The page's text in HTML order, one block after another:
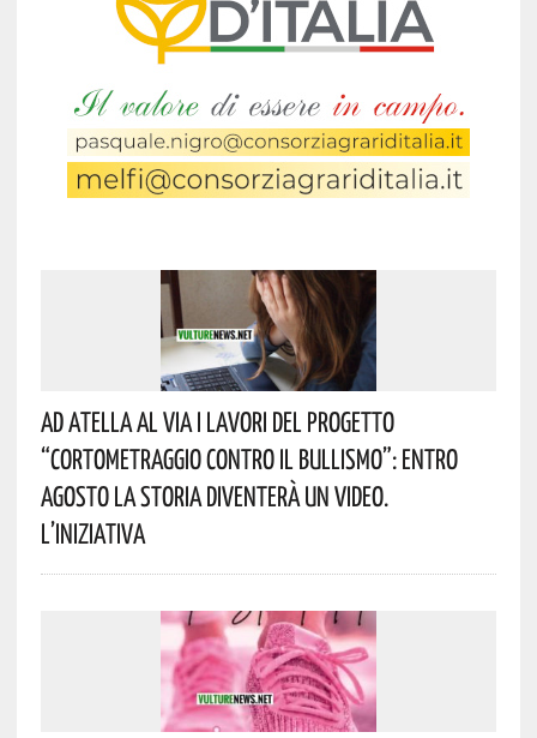
Ad Atella Al Via I Lavori Del Progetto
“Cortometraggio Contro Il Bullismo”: Entro
Agosto La Storia Diventerà Un Video.
L’iniziativa